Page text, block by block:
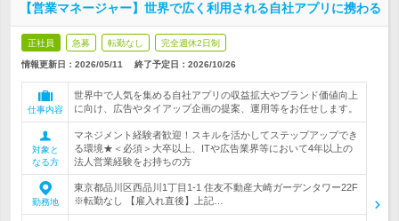
【営業マネージャー】世界で広く利用される自社アプリに携わる
正社員 急募 転勤なし 完全週休2日制
情報更新日：2026/05/11 終了予定日： 2026/10/26
仕事内容
世界中で人気を集める自社アプリの収益拡大やブランド価値向上
に向け、広告やタイアップ企画の提案、運用等をお任せします。
対象と
なる方
マネジメント経験者歓迎！スキルを活かしてステップアップでき
る環境★＜必須＞大卒以上、ITや広告業界等において4年以上の
法人営業経験をお持ちの方
勤務地
東京都品川区西品川1丁目1-1 住友不動産大崎ガーデンタワー22F
※転勤なし 【雇入れ直後】上記…